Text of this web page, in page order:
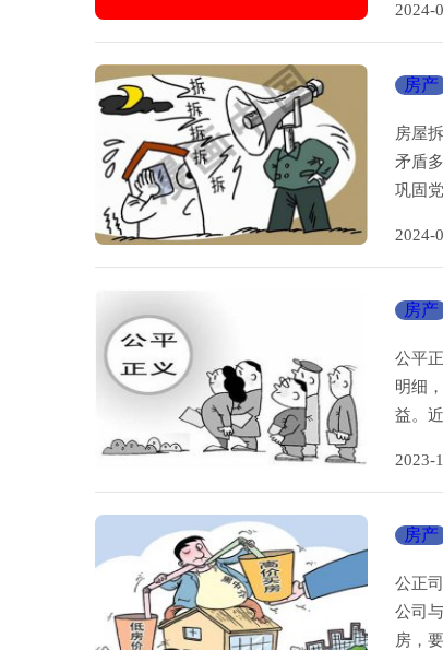
房产
房屋
矛盾
巩固
房产
公平
明细
益。
房产
公正
公司
房，